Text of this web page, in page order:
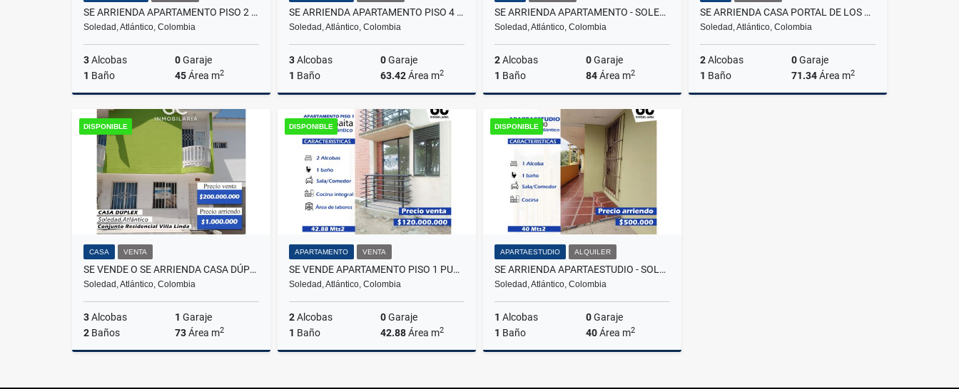
SE ARRIENDA APARTAMENTO PISO 2 SOLEDAD 2000 (SOLEDAD, ATLANTICO)
Soledad, Atlántico, Colombia
3Alcobas 0Garaje
1 Baño 45Área m2
Alquiler
$300.000
SE ARRIENDA APARTAMENTO PISO 4 CONJUNTO LOS MANGOS - SOLEDAD
Soledad, Atlántico, Colombia
3Alcobas 0Garaje
1 Baño 63.42Área m2
Alquiler
$600.000
SE ARRIENDA APARTAMENTO - SOLEDAD 2000
Soledad, Atlántico, Colombia
2Alcobas 0Garaje
1 Baño 84Área m2
Venta
$120.000.000
Alquiler
$500.000
SE ARRIENDA CASA PORTAL DE LOS NOGALES - SOLEDAD
Soledad, Atlántico, Colombia
2Alcobas 0Garaje
1 Baño 71.34Área m2
DISPONIBLE
CASA VENTA
SE VENDE O SE ARRIENDA CASA DÚPLEX - CONJUNTO RESIDENCIAL VILLA LINDA
Soledad, Atlántico, Colombia
3Alcobas 1 Garaje
2 Baños 73Área m2
$200.000.000 $1.000.000
DISPONIBLE
APARTAMENTO VENTA
SE VENDE APARTAMENTO PISO 1 PUERTO GAITA- SOLEDAD
Soledad, Atlántico, Colombia
2Alcobas 0Garaje
1 Baño 42.88Área m2
$120.000.000
DISPONIBLE
APARTAESTUDIO ALQUILER
SE ARRIENDA APARTAESTUDIO - SOLEDAD 2000 - SOLEDAD
Soledad, Atlántico, Colombia
1 Alcobas 0Garaje
1 Baño 40Área m2
$500.000